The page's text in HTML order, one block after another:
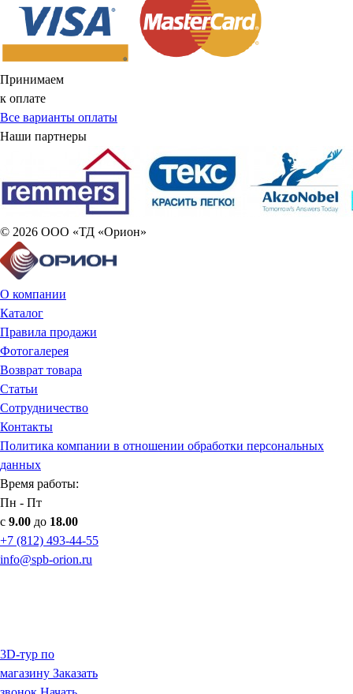
Принимаем
к оплате
Все варианты оплаты
Наши партнеры
© 2026 ООО «ТД «Орион»
О компании
Каталог
Правила продажи
Фотогалерея
Возврат товара
Статьи
Сотрудничество
Контакты
Политика компании в отношении обработки персональных
данных
Время работы:
Пн - Пт
с 9.00 до 18.00
+7 (812) 493-44-55
info@spb-orion.ru
3D-тур по
магазину Заказать